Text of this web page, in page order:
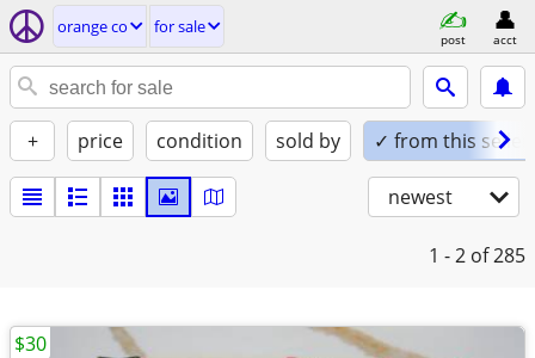
orange co for sale
post acct
+ price condition sold by ✓ from this seller
newest
1 - 2 of 285
$30